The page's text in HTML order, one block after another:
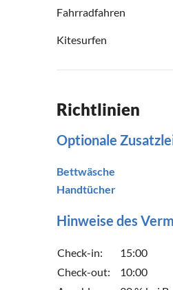
Fahrradfahren
Kitesurfen
Richtlinien
Optionale
Bettwäsche
Handtücher
Hinweise des
Check-in:
15:00
Check-out:
10:00